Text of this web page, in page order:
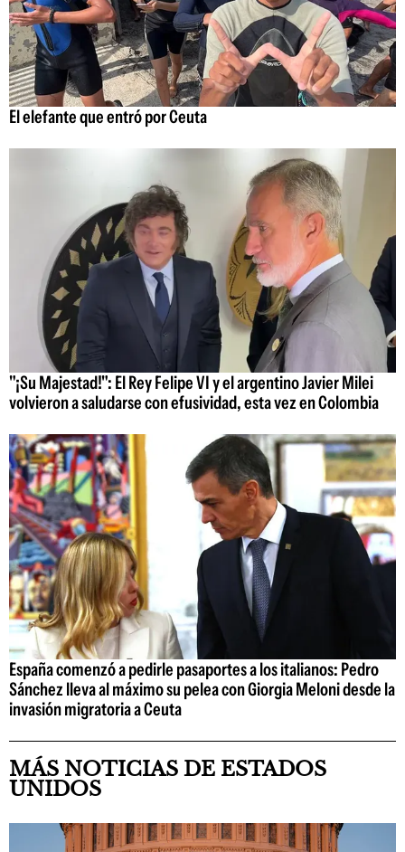
El elefante que entró por Ceuta
"¡Su Majestad!": El Rey Felipe VI y el argentino Javier Milei
volvieron a saludarse con efusividad, esta vez en Colombia
España comenzó a pedirle pasaportes a los italianos: Pedro
Sánchez lleva al máximo su pelea con Giorgia Meloni desde la
invasión migratoria a Ceuta
MÁS NOTICIAS DE ESTADOS
UNIDOS